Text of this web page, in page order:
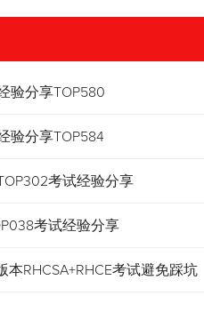
验分享TOP580
验分享TOP584
考试经验分享
考试经验分享
RHCSA+RHCE考试避免踩坑